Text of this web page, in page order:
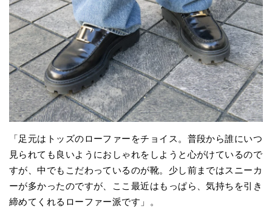
「足元はトッズのローファーをチョイス。普段から誰にいつ
見られても良いようにおしゃれをしようと心がけているので
すが、中でもこだわっているのが靴。少し前まではスニーカ
ーが多かったのですが、ここ最近はもっぱら、気持ちを引き
締めてくれるローファー派です」。